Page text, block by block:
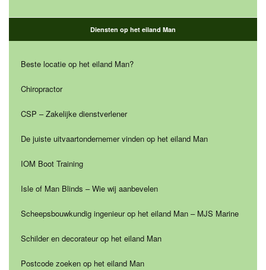
Diensten op het eiland Man
Beste locatie op het eiland Man?
Chiropractor
CSP – Zakelijke dienstverlener
De juiste uitvaartondernemer vinden op het eiland Man
IOM Boot Training
Isle of Man Blinds – Wie wij aanbevelen
Scheepsbouwkundig ingenieur op het eiland Man – MJS Marine
Schilder en decorateur op het eiland Man
Postcode zoeken op het eiland Man